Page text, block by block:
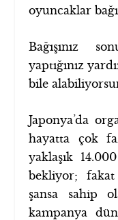
oyuncaklar
Bağışınız
yaptığınız
bile
Japonya’da
hayatta çok
yaklaşık
bekliyor;
şansa sahip
kampanya